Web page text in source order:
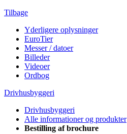
Tilbage
Yderligere oplysninger
EuroTier
Messer / datoer
Billeder
Videoer
Ordbog
Drivhusbyggeri
Drivhusbyggeri
Alle informationer og produkter
Bestilling af brochure